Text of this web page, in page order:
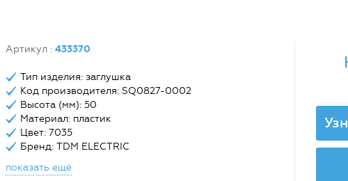
Артикул : 433370
Тип изделия: заглушка
Код производителя: SQ0827-0002
Высота (мм): 50
Материал: пластик
Цвет: 7035
Бренд: TDM ELECTRIC
показать ещё